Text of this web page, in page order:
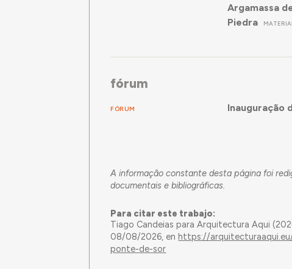
Argamassa
Piedra
fórum
FÓRUM Inauguração
A informação constante desta página foi
documentais e bibliográficas.
Para citar este trabajo:
Tiago Candeias para Arquitectura Aqui
08/08/2026, enhttps://
ponte-de-sor